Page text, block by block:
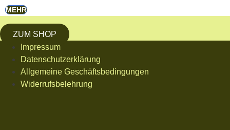
MEHR
ZUM SHOP
Impressum
Datenschutzerklärung
Allgemeine Geschäftsbedingungen
Widerrufsbelehrung